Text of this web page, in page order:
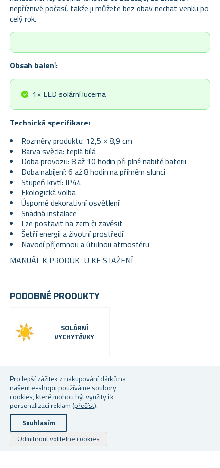
Pro lepší zážitek z nakupování dárků na
našem e-shopu používáme soubory
cookies, které mohou být využity i k
personalizaci reklam (přečíst).
Souhlasím
Odmítnout volitelné cookies
nepříznivé počasí, takže ji můžete bez obav nechat venku po
celý rok.
Obsah balení:
1× LED solární lucerna
Technická specifikace:
Rozměry produktu: 12,5 × 8,9 cm
Barva světla: teplá bílá
Doba provozu: 8 až 10 hodin při plně nabité baterii
Doba nabíjení: 6 až 8 hodin na přímém slunci
Stupeň krytí: IP44
Ekologická volba
Úsporné dekorativní osvětlení
Snadná instalace
Lze postavit na zem či zavěsit
Šetří energii a životní prostředí
Navodí příjemnou a útulnou atmosféru
MANUÁL K PRODUKTU KE STAŽENÍ
PODOBNÉ PRODUKTY
SOLÁRNÍ
VYCHYTÁVKY